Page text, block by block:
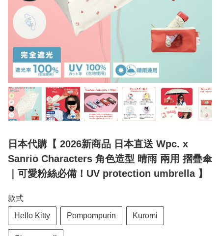
日本代購【 2026新商品 日本直送 Wpc. x
Sanrio Characters 角色造型 晴雨 兩用 摺疊傘
｜可愛粉絲必備！UV protection umbrella 】
款式
Hello Kitty Pompompurin Kuromi